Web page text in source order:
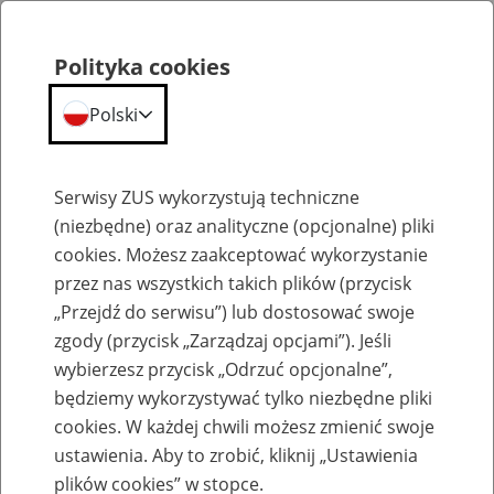
Emerytury
Baza zlikwidowanych lub
przekształconych zakładów pracy
Polityka cookies
Polski
Serwisy ZUS wykorzystują techniczne
(niezbędne) oraz analityczne (opcjonalne) pliki
cookies. Możesz zaakceptować wykorzystanie
przez nas wszystkich takich plików (przycisk
„Przejdź do serwisu”) lub dostosować swoje
zgody (przycisk „Zarządzaj opcjami”). Jeśli
wybierzesz przycisk „Odrzuć opcjonalne”,
będziemy wykorzystywać tylko niezbędne pliki
cookies. W każdej chwili możesz zmienić swoje
ustawienia. Aby to zrobić, kliknij „Ustawienia
plików cookies” w stopce.